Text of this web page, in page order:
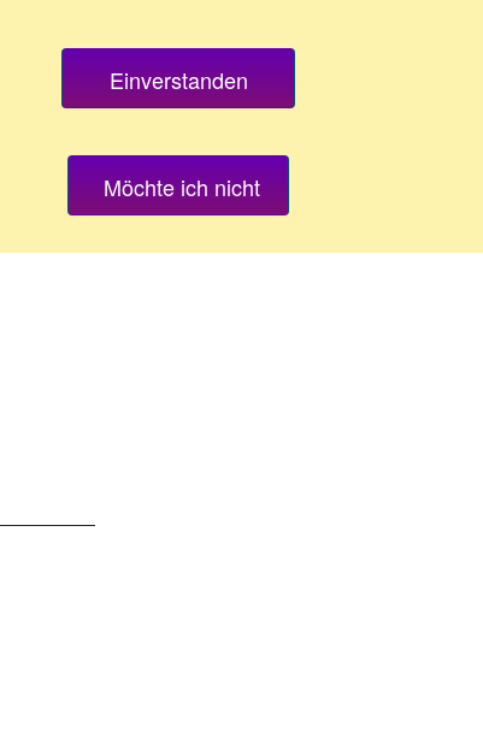
NAGOLD
Einverstanden
Möchte ich nicht